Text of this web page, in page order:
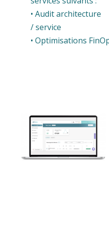
• Audit architecture
/ service
• Optimisations